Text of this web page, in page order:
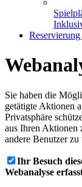
Sie haben die
getätigte Aktionen
Privatsphäre
aus Ihren Aktionen
andere Benutzer zu
Ihr Besuch
Webanalyse